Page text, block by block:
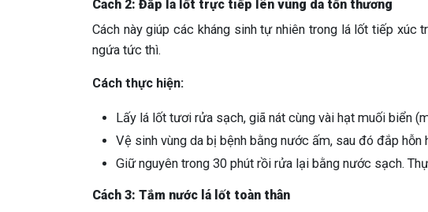
Cách 2: Đắp lá lốt trực tiếp lên vùng da tổn thương
Cách này giúp các kháng sinh tự nhiên trong lá lốt tiếp
ngứa tức thì.
Cách thực hiện:
Lấy lá lốt tươi rửa sạch, giã nát cùng vài hạt muối biển
Vệ sinh vùng da bị bệnh bằng nước ấm, sau đó đắp hỗn
Giữ nguyên trong 30 phút rồi rửa lại bằng nước sạch.
Cách 3: Tắm nước lá lốt toàn thân